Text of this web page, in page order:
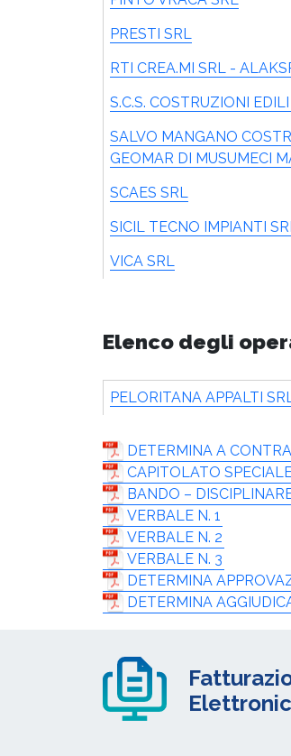
PRESTI SRL
RTI CREA.MI SRL -
S.C.S. COSTRUZIONI EDILI
SALVO MANGANO
GEOMAR DI MUSUMECI
SCAES SRL
SICIL TECNO IMPIANTI
VICA SRL
Elenco degli
PELORITANA APPALTI
DETERMINA A
CAPITOLATO
BANDO –
VERBALE N. 1
VERBALE N. 2
VERBALE N. 3
DETERMINA
DETERMINA